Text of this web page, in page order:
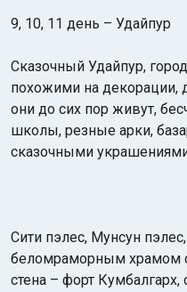
9, 10, 11 день – Удайпур
Сказочный Удайпур,
похожими на
они до сих пор живут,
школы, резные арки,
сказочными
Cити пэлес, Мунсун
беломраморным храмом
стена – форт